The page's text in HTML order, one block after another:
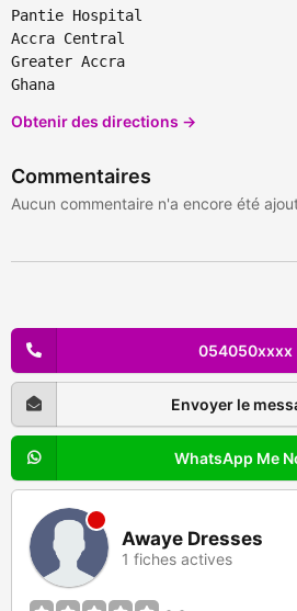
Pantie Hospital
Accra Central
Greater Accra
Ghana
Obtenir des directions →
Commentaires
Aucun commentaire n'a encore été
054050xxxx
Envoyer le
WhatsApp Me
Awaye Dresses
1 fiches actives